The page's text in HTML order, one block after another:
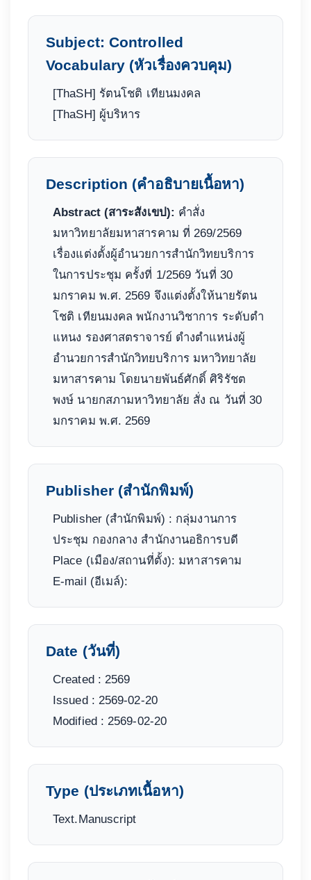
Subject: Controlled
Vocabulary (หัวเรื่องควบคุม)
[ThaSH] รัตนโชติ เทียนมงคล
[ThaSH] ผู้บริหาร
Description (คำอธิบายเนื้อหา)
Abstract (สาระสังเขป): คำสั่ง
มหาวิทยาลัยมหาสารคาม ที่ 269/2569
เรื่องแต่งตั้งผู้อำนวยการสำนักวิทยบริการ
ในการประชุม ครั้งที่ 1/2569 วันที่ 30
มกราคม พ.ศ. 2569 จึงแต่งตั้งให้นายรัตน
โชติ เทียนมงคล พนักงานวิชาการ ระดับตำ
แหนง รองศาสตราจารย์ ดำงตำแหน่งผู้
อำนวยการสำนักวิทยบริการ มหาวิทยาลัย
มหาสารคาม โดยนายพันธ์ศักดิ์ ศิริรัชต
พงษ์ นายกสภามหาวิทยาลัย สั่ง ณ วันที่ 30
มกราคม พ.ศ. 2569
Publisher (สำนักพิมพ์)
Publisher (สำนักพิมพ์) : กลุ่มงานการ
ประชุม กองกลาง สำนักงานอธิการบดี
Place (เมือง/สถานที่ตั้ง): มหาสารคาม
E-mail (อีเมล์):
Date (วันที่)
Created : 2569
Issued : 2569-02-20
Modified : 2569-02-20
Type (ประเภทเนื้อหา)
Text.Manuscript